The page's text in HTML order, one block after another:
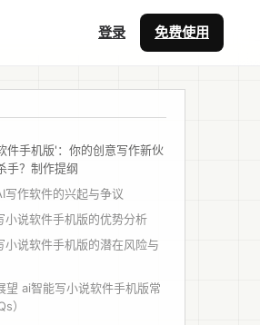
登录 免费使用
件手机版'：你的创意写作新伙
手？制作提纲
写作软件的兴起与争议
小说软件手机版的优势分析
小说软件手机版的潜在风险与
望 ai智能写小说软件手机版常
）